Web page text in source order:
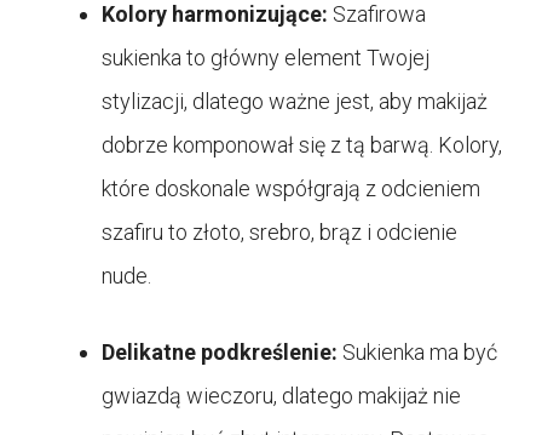
Kolory harmonizujące: Szafirowa
sukienka to główny element Twojej
stylizacji, dlatego ważne jest, aby makijaż
dobrze komponował się z tą barwą. Kolory,
które doskonale współgrają z odcieniem
szafiru to złoto, srebro, brąz i odcienie
nude.
Delikatne podkreślenie: Sukienka ma być
gwiazdą wieczoru, dlatego makijaż nie